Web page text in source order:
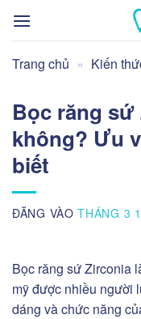
qua
dung
Trang chủ » Kiến
Bọc răng
không? Ưu
biết
ĐĂNG VÀOTHÁNG 3
Bọc răng sứ Zirconia
mỹ được nhiều người
dáng và chức năng